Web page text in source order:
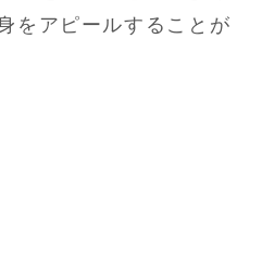
をアピールすることが